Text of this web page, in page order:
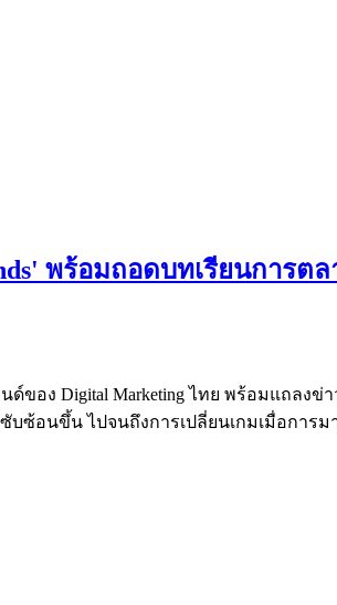
พร้อมถอดบทเรียนการต
อง Digital Marketing ไทย พร้อมแถลงข่า
ซ้อนขึ้น ไปจนถึงการเปลี่ยนเกมเมื่อกา